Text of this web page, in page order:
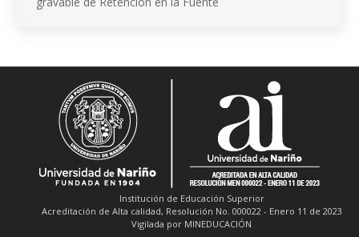
Institución de Educación Superior
Acreditación de Alta calidad, Resolución No. 000022 - Enero 11 de 2023
Vigilada por MINEDUCACIÓN